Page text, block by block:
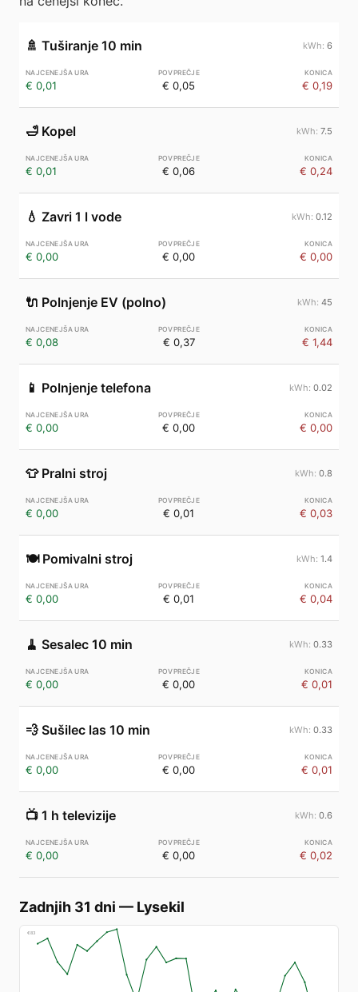
🚿 Tuširanje 10 min 6
€ 0,01 € 0,05 € 0,19
🛁 Kopel 7.5
€ 0,01 € 0,06 € 0,24
💧 Zavri 1 l vode 0.12
€ 0,00 € 0,00 € 0,00
🔌 Polnjenje EV (polno) 45
€ 0,08 € 0,37 € 1,44
📱 Polnjenje telefona 0.02
€ 0,00 € 0,00 € 0,00
👕 Pralni stroj 0.8
€ 0,00 € 0,01 € 0,03
🍽️ Pomivalni stroj 1.4
€ 0,00 € 0,01 € 0,04
🧹 Sesalec 10 min 0.33
€ 0,00 € 0,00 € 0,01
💨 Sušilec las 10 min 0.33
€ 0,00 € 0,00 € 0,01
📺 1 h televizije 0.6
€ 0,00 € 0,00 € 0,02
Zadnjih 31 dni — Lysekil
€83